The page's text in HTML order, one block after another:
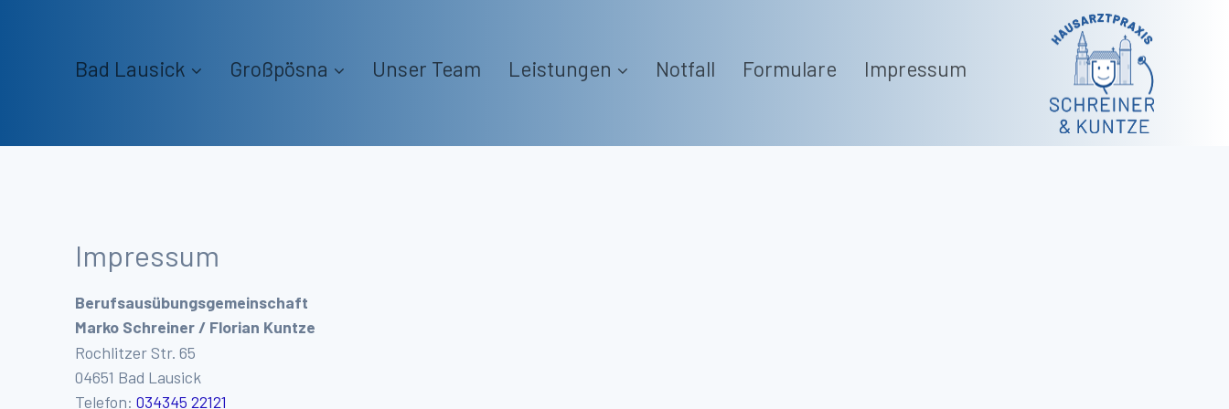
Bad Lausick Großpösna Unser Team Leistungen Notfall Formulare Impressum
Impressum
Berufsausübungsgemeinschaft
Marko Schreiner / Florian Kuntze
Rochlitzer Str. 65
04651 Bad Lausick
Telefon: 034345 22121